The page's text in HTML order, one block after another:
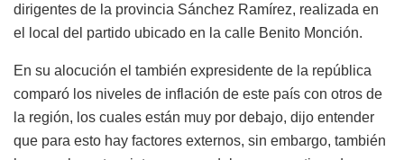
dirigentes de la provincia Sánchez Ramírez, realizada en
el local del partido ubicado en la calle Benito Monción.
En su alocución el también expresidente de la república
comparó los niveles de inflación de este país con otros de
la región, los cuales están muy por debajo, dijo entender
que para esto hay factores externos, sin embargo, también